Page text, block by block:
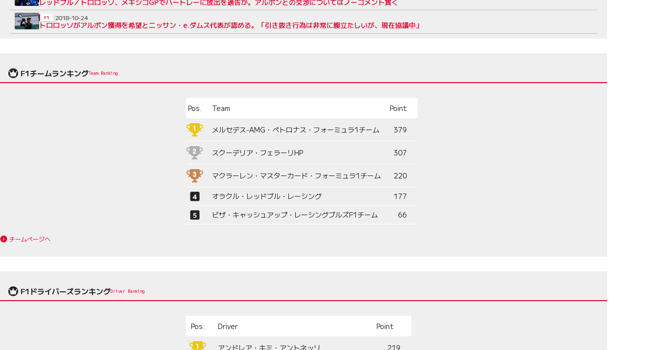
レッドブル／トロロッソ、メキシコGPでハートレーに放出を通告か。アルボンとの交渉についてはノーコメント貫く
トロロッソがアルボン獲得を希望とニッサン・e.ダムス代表が認める。「引き抜き行為は非常に腹立たしいが、現在協議中」
F1 2018-10-24
F1チームランキングTeam Ranking
Pos. Team Point
メルセデス-AMG・ペトロナス・フォーミュラ1チーム 379
スクーデリア・フェラーリHP 307
マクラーレン・マスターカード・フォーミュラ1チーム 220
オラクル・レッドブル・レーシング
177
ビザ・キャッシュアップ・レーシングブルズF1チーム
66
チームページへ
F1ドライバーズランキングDriver Ranking
Pos. Driver Point
アンドレア・キミ・アントネッリ 219